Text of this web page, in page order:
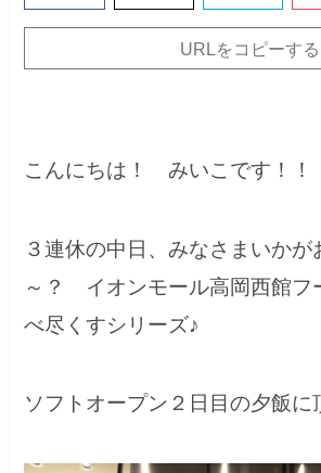
URLをコピーする
こんにちは！ みいこです！！
３連休の中日、みなさまいかが
～？ イオンモール高岡西館フ
べ尽くすシリーズ♪
ソフトオープン２日目の夕飯に